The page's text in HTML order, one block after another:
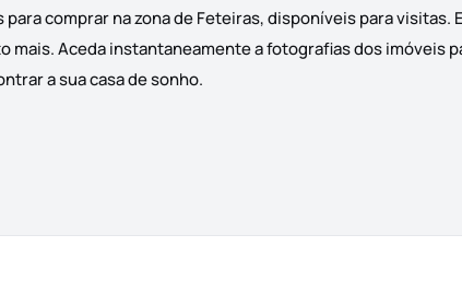
comprar na zona de Feteiras, disponíveis para
mais. Aceda instantaneamente a fotografias dos imóveis
a sua casa de sonho.